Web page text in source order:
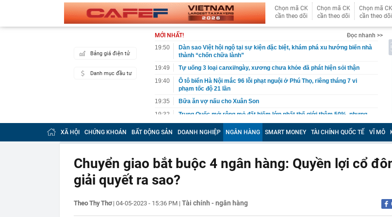
Chọn mã CK
cần theo dõi
Chọn mã CK
cần theo dõi
Chọn mã CK
cần theo dõi
Bảng giá điện tử
Danh mục đầu tư
MỚI NHẤT!
Đọc nhanh >>
19:50
Dàn sao Việt hội ngộ tại sự kiện đặc biệt, khám phá xu hướng biến nhà
thành “chốn chữa lành”
19:49
Tự uống 3 loại canxi/ngày, xương chưa khỏe đã phát hiện sỏi thận
19:40
Ô tô biển Hà Nội mắc 96 lỗi phạt nguội ở Phú Thọ, riêng tháng 7 vi
phạm tốc độ 21 lần
19:35
Bữa ăn vợ nấu cho Xuân Son
19:32
Trung Quốc mở rộng mỏ đất hiếm lớn nhất thế giới thêm 50%, nhưng
thế mạnh của họ chưa bao giờ là số lượng
19:32
Britney Spears bất ổn
19:20
Vietlott 8/8 - Xổ số Power 6/55 - Kết quả xổ số Vietlott hôm nay
8/8/2026
19:17
Không phải Nga hay Mỹ, "quán quân" sử dụng điện từ năng lượng hạt
19:12
Tin mới nhất về đợt nắng nóng gay gắt kéo dài nhiều ngày ở miền Bắc
19:12
Bắt tạm giam, khám xét nơi ở của Ngô Thùy Linh SN 1979 liên quan
XÃ HỘI CHỨNG KHOÁN BẤT ĐỘNG SẢN DOANH NGHIỆP NGÂN HÀNG SMART MONEY TÀI CHÍNH QUỐC TẾ VĨ MÔ
Chuyển giao bắt buộc 4 ngân hàng: Quyền lợi cổ
giải quyết ra sao?
Theo Thy Thơ| 04-05-2023 - 15:36 PM | Tài chính - ngân hàng